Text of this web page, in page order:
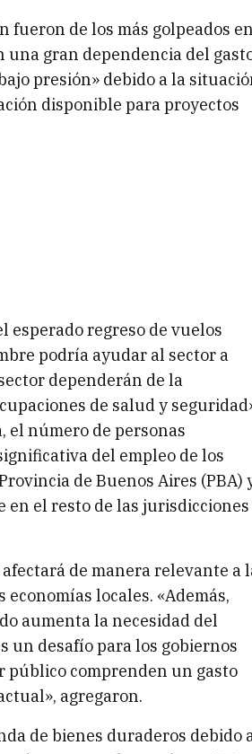
de los más golpeados en
una gran dependencia del
presión» debido a la
disponible para proyectos
esperado regreso de vuelos
podría ayudar al sector a
dependerán de la
de salud y
el número de personas
del empleo de los
de Buenos Aires (PBA)
en el resto de las jurisdicciones
de manera relevante a
locales. «Además,
aumenta la necesidad del
un desafío para los gobiernos
público comprenden un gasto
agregaron.
de bienes duraderos debido